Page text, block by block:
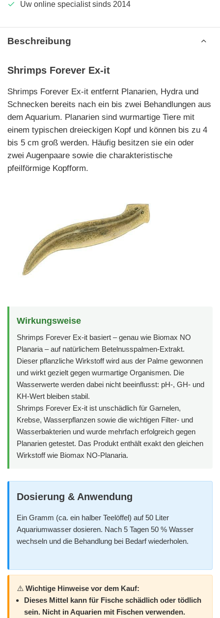
Uw online specialist sinds 2014
Beschreibung
Shrimps Forever Ex-it
Shrimps Forever Ex-it entfernt Planarien, Hydra und
Schnecken bereits nach ein bis zwei Behandlungen aus
dem Aquarium. Planarien sind wurmartige Tiere mit
einem typischen dreieckigen Kopf und können bis zu 4
bis 5 cm groß werden. Häufig besitzen sie ein oder
zwei Augenpaare sowie die charakteristische
pfeilförmige Kopfform.
Wirkungsweise
Shrimps Forever Ex-it basiert – genau wie Biomax NO
Planaria – auf natürlichem Betelnusspalmen-Extrakt.
Dieser pflanzliche Wirkstoff wird aus der Palme gewonnen
und wirkt gezielt gegen wurmartige Organismen. Die
Wasserwerte werden dabei nicht beeinflusst: pH-, GH- und
KH-Wert bleiben stabil.
Shrimps Forever Ex-it ist unschädlich für Garnelen,
Krebse, Wasserpflanzen sowie die wichtigen Filter- und
Wasserbakterien und wurde mehrfach erfolgreich gegen
Planarien getestet. Das Produkt enthält exakt den gleichen
Wirkstoff wie Biomax NO-Planaria.
Dosierung & Anwendung
Ein Gramm (ca. ein halber Teelöffel) auf 50 Liter
Aquariumwasser dosieren. Nach 5 Tagen 50 % Wasser
wechseln und die Behandlung bei Bedarf wiederholen.
Wichtige Hinweise vor dem Kauf:
Dieses Mittel kann für Fische schädlich oder tödlich
sein. Nicht in Aquarien mit Fischen verwenden.